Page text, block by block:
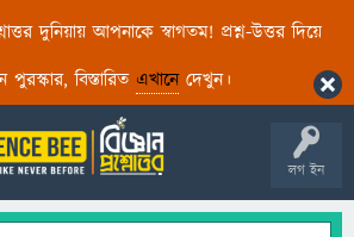
দুনিয়ায় আপনাকে স্বাগতম! প্রশ্ন-উত্তর দিয়ে
পুরস্কার, বিস্তারিত এখানেদেখুন।
লগ ইন